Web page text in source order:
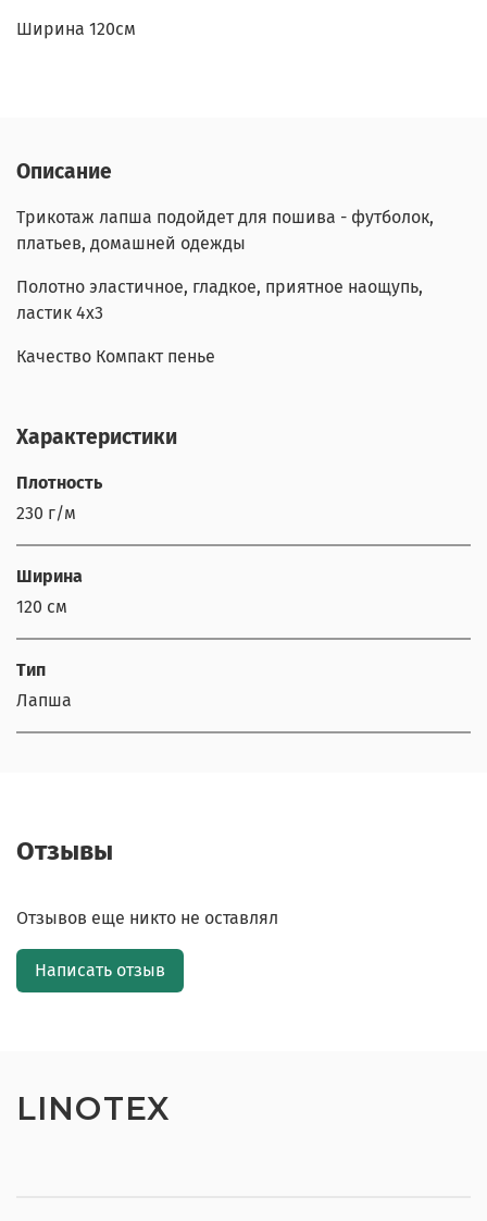
Ширина 120см
Описание
Трикотаж лапша подойдет для пошива - футболок,
платьев, домашней одежды
Полотно эластичное, гладкое, приятное наощупь,
ластик 4х3
Качество Компакт пенье
Характеристики
Плотность
230 г/м
Ширина
120 см
Тип
Лапша
Отзывы
Отзывов еще никто не оставлял
Написать отзыв
LINOTEX